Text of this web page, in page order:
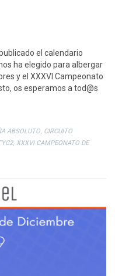
el calendario
ha elegido para albergar
y el XXXVI Campeonato
os esperamos a tod@s
ABSOLUTO CIRCUITO
, XXXVI CAMPEONATO DE